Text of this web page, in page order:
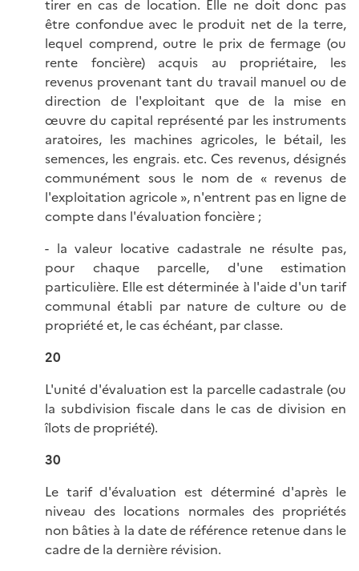
tirer en cas de location. Elle ne doit donc pas
être confondue avec le produit net de la terre,
lequel comprend, outre le prix de fermage (ou
rente foncière) acquis au propriétaire, les
revenus provenant tant du travail manuel ou de
direction de l'exploitant que de la mise en
œuvre du capital représenté par les instruments
aratoires, les machines agricoles, le bétail, les
semences, les engrais. etc. Ces revenus, désignés
communément sous le nom de « revenus de
l'exploitation agricole », n'entrent pas en ligne de
compte dans l'évaluation foncière ;
- la valeur locative cadastrale ne résulte pas,
pour chaque parcelle, d'une estimation
particulière. Elle est déterminée à l'aide d'un tarif
communal établi par nature de culture ou de
propriété et, le cas échéant, par classe.
20
L'unité d'évaluation est la parcelle cadastrale (ou
la subdivision fiscale dans le cas de division en
îlots de propriété).
30
Le tarif d'évaluation est déterminé d'après le
niveau des locations normales des propriétés
non bâties à la date de référence retenue dans le
cadre de la dernière révision.